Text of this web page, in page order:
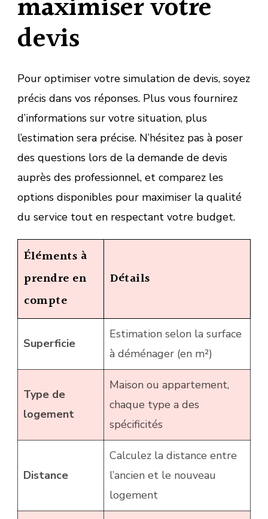
devis
Pour optimiser votre simulation de devis, soyez
précis dans vos réponses. Plus vous fournirez
d’informations sur votre situation, plus
l’estimation sera précise. N’hésitez pas à poser
des questions lors de la demande de devis
auprès des professionnel, et comparez les
options disponibles pour maximiser la qualité
du service tout en respectant votre budget.
Éléments à
prendre en
compte
Détails
Superficie
Estimation selon la surface
à déménager (en m²)
Type de
logement
Maison ou appartement,
chaque type a des
spécificités
Distance
Calculez la distance entre
l’ancien et le nouveau
logement